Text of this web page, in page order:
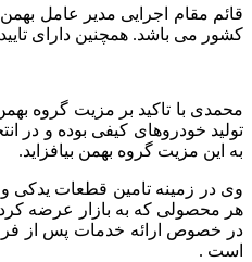
کشور می باشد. همچنین دارای تاییدیه استاندارد
محمدی با تاکید بر مزیت گروه
تولید خودروهای کیفی بوده و در
به این مزیت گروه بهمن بیافزاید.
وی در زمینه تامین قطعات یدکی
هر محصولی که به بازار عرضه
است .